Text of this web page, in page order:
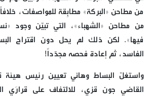
من مطاحن «البركة» مطابِقة للمواصفات، خلافاً
من مطاحن «الشهباء»، التي تبيّن وجود
فيها». لكن ذلك لم يحل دون اقتراح
الفاسد، ثم إعادة فحصه مجدّداً!
واستغلّ البساط وهاني تعيين رئيس هيئة
القاضي جون قزي، للالتفاف على قرارَي